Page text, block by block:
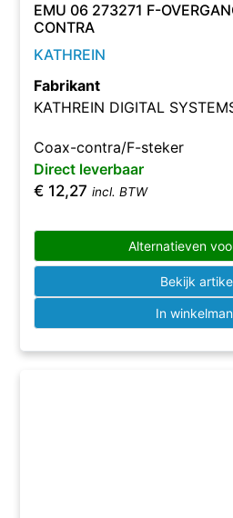
EMU 06 273271 F-
CONTRA
KATHREIN
Fabrikant
KATHREIN DIGITAL
Coax-contra/F-steker
Direct leverbaar
€ 12,27 incl. BTW
Alternatieven
Bekijk
In